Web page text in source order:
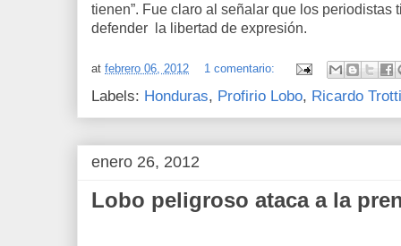
tienen”. Fue claro al señalar que los periodistas
defender la libertad de expresión.
at febrero 06, 2012 1 comentario:
Labels: Honduras, Profirio Lobo, Ricardo Trotti
enero 26, 2012
Lobo peligroso ataca a la